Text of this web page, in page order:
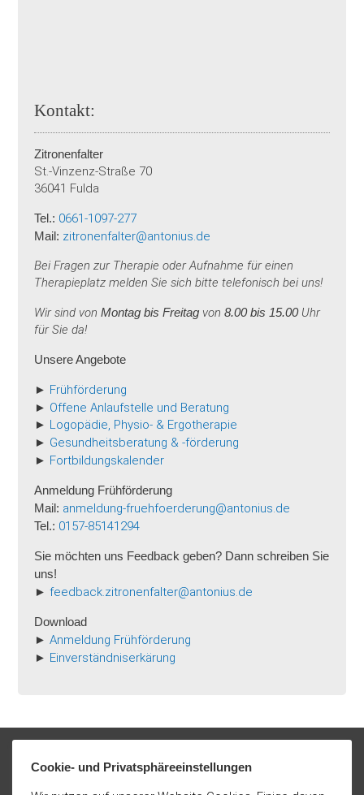
Kontakt:
Zitronenfalter
St.-Vinzenz-Straße 70
36041 Fulda
Tel.: 0661-1097-277
Mail: zitronenfalter@antonius.de
Bei Fragen zur Therapie oder Aufnahme für einen
Therapieplatz melden Sie sich bitte telefonisch bei uns!
Wir sind vonMontag bis Freitag von8.00 bis 15.00Uhr
für Sie da!
Unsere Angebote
► Frühförderung
► Offene Anlaufstelle und Beratung
► Logopädie, Physio- & Ergotherapie
► Gesundheitsberatung & -förderung
► Fortbildungskalender
Anmeldung Frühförderung
Mail: anmeldung-fruehfoerderung@antonius.de
Tel.: 0157-85141294
Sie möchten uns Feedback geben? Dann schreiben Sie
uns!
►feedback.zitronenfalter@antonius.de
Download
►Anmeldung Frühförderung
► Einverständniserkärung
Cookie- und Privatsphäreeinstellungen